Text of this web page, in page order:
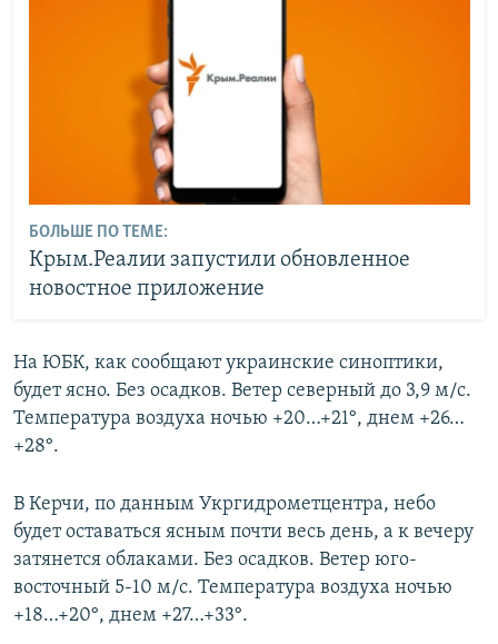
БОЛЬШЕ ПО ТЕМЕ:
Крым.Реалии запустили обновленное
новостное приложение
На ЮБК, как сообщают украинские синоптики,
будет ясно. Без осадков. Ветер северный до 3,9 м/с.
Температура воздуха ночью +20…+21°, днем +26…
+28°.
В Керчи, по данным Укргидрометцентра, небо
будет оставаться ясным почти весь день, а к вечеру
затянется облаками. Без осадков. Ветер юго-
восточный 5-10 м/с. Температура воздуха ночью
+18…+20°, днем +27…+33°.